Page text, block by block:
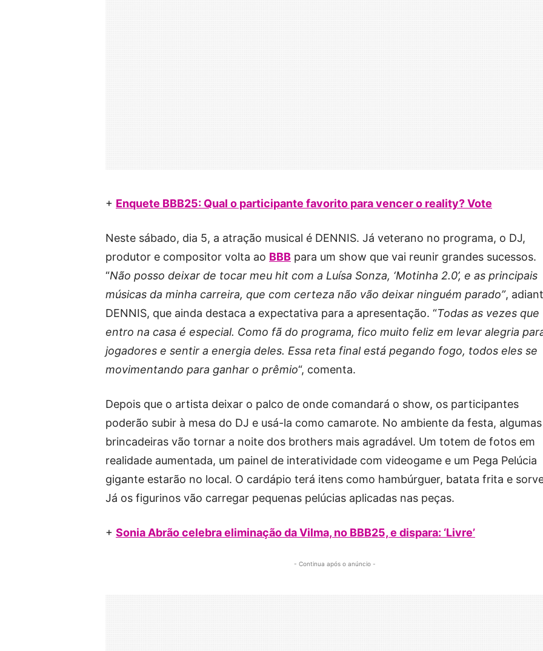
+ Enquete BBB25: Qual o participante favorito para vencer o reality? Vote
Neste sábado, dia 5, a atração musical é DENNIS. Já veterano no programa, o DJ,
produtor e compositor volta ao BBB para um show que vai reunir grandes sucessos.
“Não posso deixar de tocar meu hit com a Luísa Sonza, ‘Motinha 2.0’, e as principais
músicas da minha carreira, que com certeza não vão deixar ninguém parado”,
DENNIS, que ainda destaca a expectativa para a apresentação. “Todas as vezes que
entro na casa é especial. Como fã do programa, fico muito feliz em levar alegria
jogadores e sentir a energia deles. Essa reta final está pegando fogo, todos eles se
movimentando para ganhar o prêmio“, comenta.
Depois que o artista deixar o palco de onde comandará o show, os participantes
poderão subir à mesa do DJ e usá-la como camarote. No ambiente da festa, algumas
brincadeiras vão tornar a noite dos brothers mais agradável. Um totem de fotos em
realidade aumentada, um painel de interatividade com videogame e um Pega Pelúcia
gigante estarão no local. O cardápio terá itens como hambúrguer, batata frita e
Já os figurinos vão carregar pequenas pelúcias aplicadas nas peças.
+ Sonia Abrão celebra eliminação da Vilma, no BBB25, e dispara: ‘Livre’
- Continua após o anúncio -